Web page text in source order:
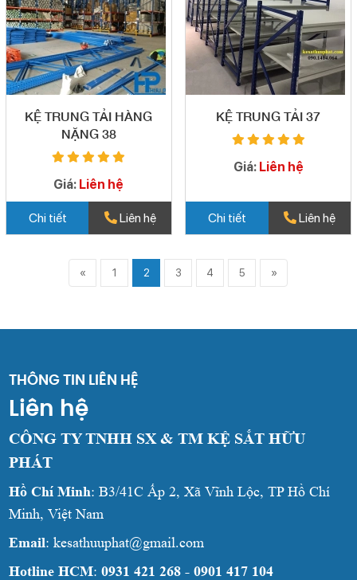
KỆ TRUNG TẢI HÀNG
NẶNG 38
Giá: Liên hệ
Chi tiết Liên hệ
KỆ TRUNG TẢI 37
Giá: Liên hệ
Chi tiết Liên hệ
« 1 2 3 4 5 »
THÔNG TIN LIÊN HỆ
Liên hệ
CÔNG TY TNHH SX & TM KỆ SẮT HỮU
PHÁT
Hồ Chí Minh: B3/41C Ấp 2, Xã Vĩnh Lộc, TP Hồ Chí
Minh, Việt Nam
Email: kesathuuphat@gmail.com
Hotline HCM:0931 421 268 - 0901 417 104